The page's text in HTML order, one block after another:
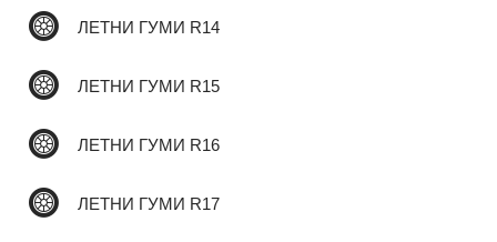
ЛЕТНИ ГУМИ R14
ЛЕТНИ ГУМИ R15
ЛЕТНИ ГУМИ R16
ЛЕТНИ ГУМИ R17